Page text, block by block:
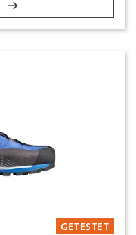
GETESTET